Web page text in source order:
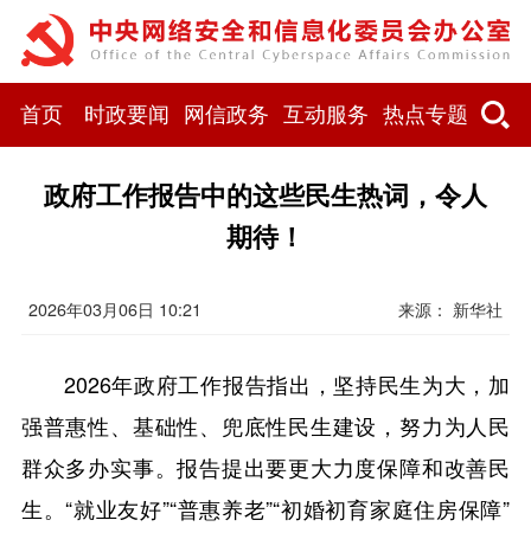
首页 时政要闻 网信政务 互动服务 热点专题
政府工作报告中的这些民生热词，令人
期待！
2026年03月06日 10:21 来源： 新华社
2026年政府工作报告指出，坚持民生为大，加
强普惠性、基础性、兜底性民生建设，努力为人民
群众多办实事。报告提出要更大力度保障和改善民
生。“就业友好”“普惠养老”“初婚初育家庭住房保障”